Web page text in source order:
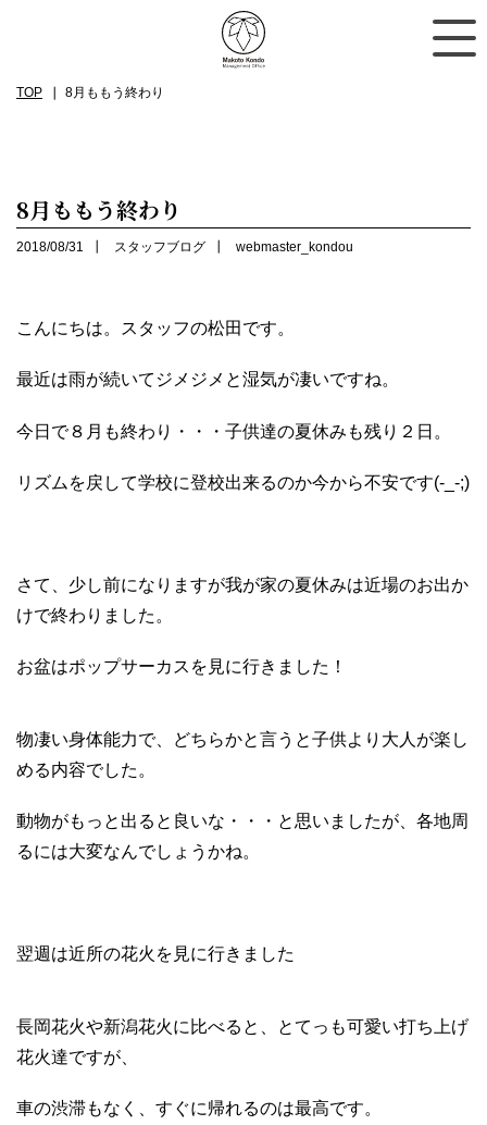
TOP 8月ももう終わり
8月ももう終わり
2018/08/31 スタッフブログ webmaster_kondou
こんにちは。スタッフの松田です。
最近は雨が続いてジメジメと湿気が凄いですね。
今日で８月も終わり・・・子供達の夏休みも残り２日。
リズムを戻して学校に登校出来るのか今から不安です(-_-;)
さて、少し前になりますが我が家の夏休みは近場のお出か
けで終わりました。
お盆はポップサーカスを見に行きました！
物凄い身体能力で、どちらかと言うと子供より大人が楽し
める内容でした。
動物がもっと出ると良いな・・・と思いましたが、各地周
るには大変なんでしょうかね。
翌週は近所の花火を見に行きました
長岡花火や新潟花火に比べると、とてっも可愛い打ち上げ
花火達ですが、
車の渋滞もなく、すぐに帰れるのは最高です。